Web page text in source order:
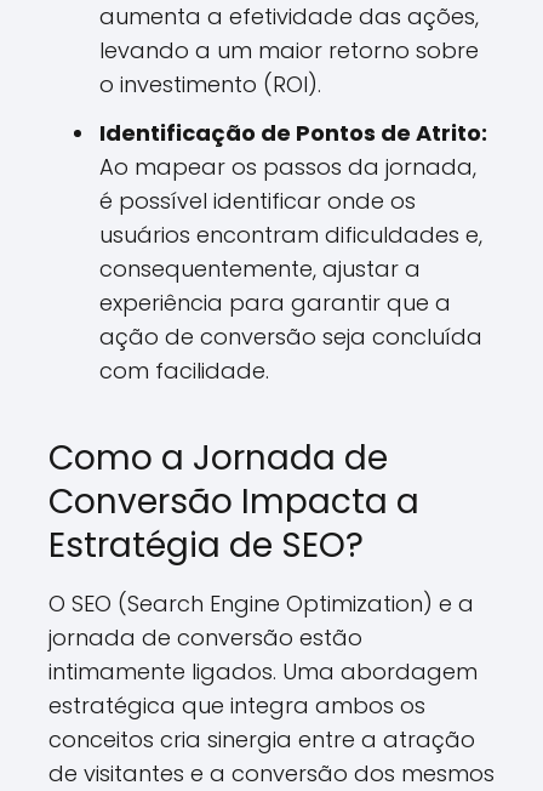
aumenta a efetividade das ações,
levando a um maior retorno sobre
o investimento (ROI).
Identificação de Pontos de Atrito:
Ao mapear os passos da jornada,
é possível identificar onde os
usuários encontram dificuldades e,
consequentemente, ajustar a
experiência para garantir que a
ação de conversão seja concluída
com facilidade.
Como a Jornada de
Conversão Impacta a
Estratégia de SEO?
O SEO (Search Engine Optimization) e a
jornada de conversão estão
intimamente ligados. Uma abordagem
estratégica que integra ambos os
conceitos cria sinergia entre a atração
de visitantes e a conversão dos mesmos